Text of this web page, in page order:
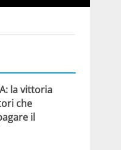
la vittoria
che
il